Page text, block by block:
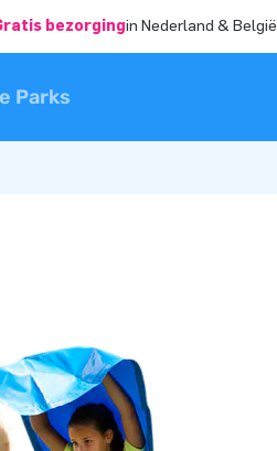
bezorgingin Nederland & België
Parks